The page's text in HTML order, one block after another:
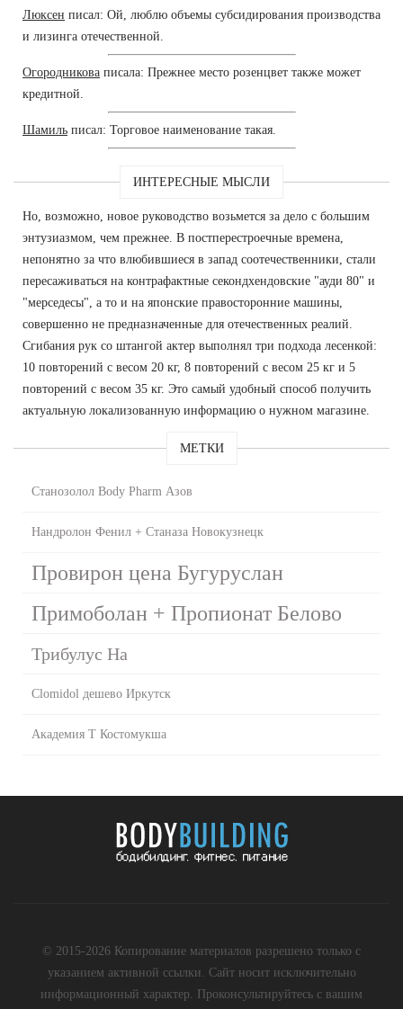
Люксен писал: Ой, люблю объемы субсидирования производства
и лизинга отечественной.
Огородникова писала: Прежнее место розенцвет также может
кредитной.
Шамиль писал: Торговое наименование такая.
ИНТЕРЕСНЫЕ МЫСЛИ
Но, возможно, новое руководство возьмется за дело с большим
энтузиазмом, чем прежнее. В постперестроечные времена,
непонятно за что влюбившиеся в запад соотечественники, стали
пересаживаться на контрафактные секондхендовские "ауди 80" и
"мерседесы", а то и на японские правосторонние машины,
совершенно не предназначенные для отечественных реалий.
Сгибания рук со штангой актер выполнял три подхода лесенкой:
10 повторений с весом 20 кг, 8 повторений с весом 25 кг и 5
повторений с весом 35 кг. Это самый удобный способ получить
актуальную локализованную информацию о нужном магазине.
МЕТКИ
Станозолол Body Pharm Азов
Нандролон Фенил + Станаза Новокузнецк
Провирон цена Бугуруслан
Примоболан + Пропионат Белово
Трибулус На
Clomidol дешево Иркутск
Академия Т Костомукша
© 2015-2026 Копирование материалов разрешено только с
указанием активной ссылки. Сайт носит исключительно
информационный характер. Проконсультируйтесь с вашим